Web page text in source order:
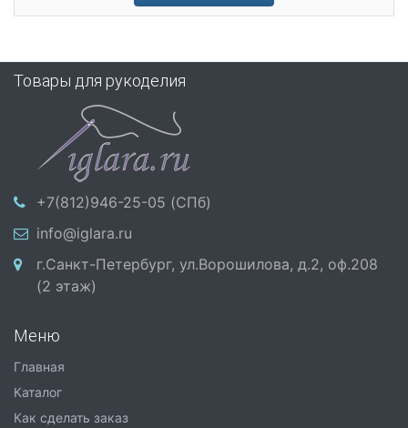
Товары для рукоделия
+7(812)946-25-05 (СПб)
info@iglara.ru
г.Санкт-Петербург, ул.Ворошилова, д.2, оф.208
(2 этаж)
Меню
Главная
Каталог
Как сделать заказ